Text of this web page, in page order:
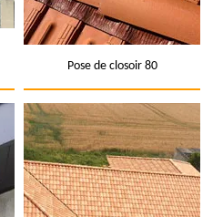
Pose de closoir 80